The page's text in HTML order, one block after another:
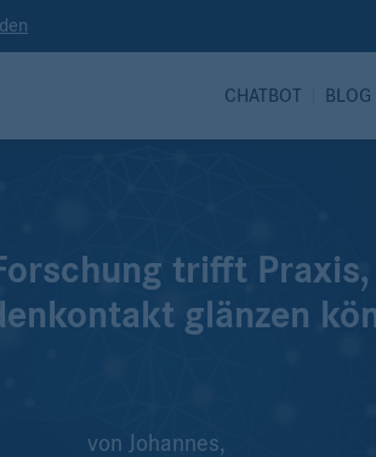
CHATBOT BLOG
trifft
glänzen
von Johannes,